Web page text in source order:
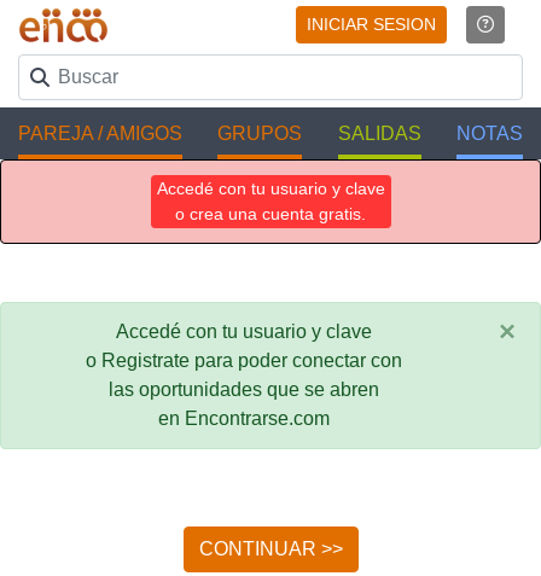
INICIAR SESION
PAREJA / AMIGOS GRUPOS SALIDAS NOTAS
Accedé con tu usuario y clave
o crea una cuenta gratis.
Accedé con tu usuario y clave
o Registrate para poder conectar con
las oportunidades que se abren
en Encontrarse.com
×
CONTINUAR >>